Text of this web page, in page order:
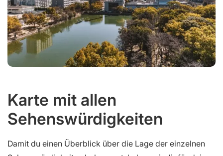
Karte mit allen
Sehenswürdigkeiten
Damit du einen Überblick über die Lage der einzelnen